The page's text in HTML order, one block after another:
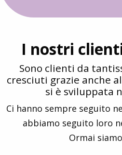
I nostri
Sono clienti da
cresciuti grazie anche
si è sviluppata
Ci hanno sempre seguito
abbiamo seguito loro
Ormai